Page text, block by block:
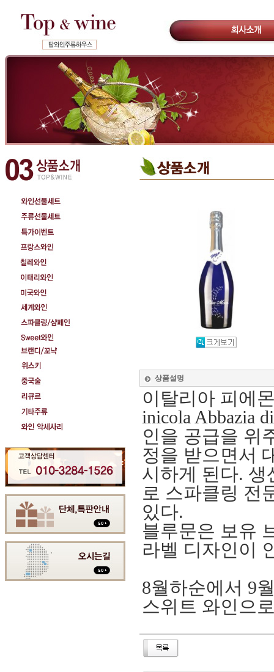
상품설명
이탈리아 피에
inicola Abbazia
인을 공급을 위
정을 받으면서
시하게 된다. 생
로 스파클링 전
있다.
블루문은 보유
라벨 디자인이
8월하순에서 9
스위트 와인으